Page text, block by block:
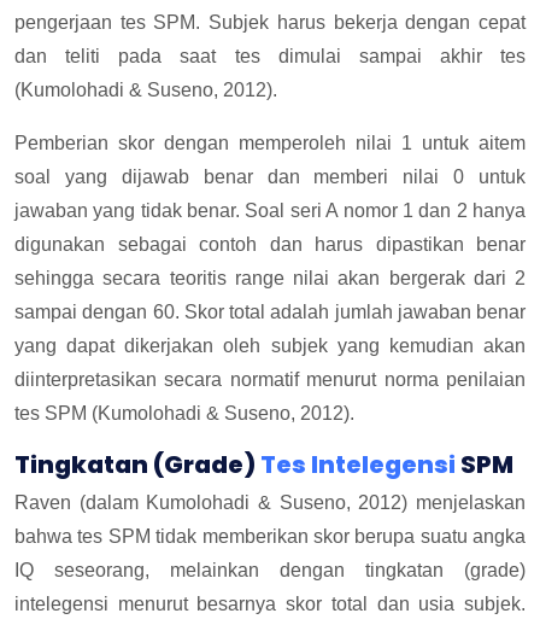
pengerjaan tes SPM. Subjek harus bekerja dengan cepat
dan teliti pada saat tes dimulai sampai akhir tes
(Kumolohadi & Suseno, 2012).
Pemberian skor dengan memperoleh nilai 1 untuk aitem
soal yang dijawab benar dan memberi nilai 0 untuk
jawaban yang tidak benar. Soal seri A nomor 1 dan 2 hanya
digunakan sebagai contoh dan harus dipastikan benar
sehingga secara teoritis range nilai akan bergerak dari 2
sampai dengan 60. Skor total adalah jumlah jawaban benar
yang dapat dikerjakan oleh subjek yang kemudian akan
diinterpretasikan secara normatif menurut norma penilaian
tes SPM (Kumolohadi & Suseno, 2012).
Tingkatan (Grade) Tes Intelegensi SPM
Raven (dalam Kumolohadi & Suseno, 2012) menjelaskan
bahwa tes SPM tidak memberikan skor berupa suatu angka
IQ seseorang, melainkan dengan tingkatan (grade)
intelegensi menurut besarnya skor total dan usia subjek.